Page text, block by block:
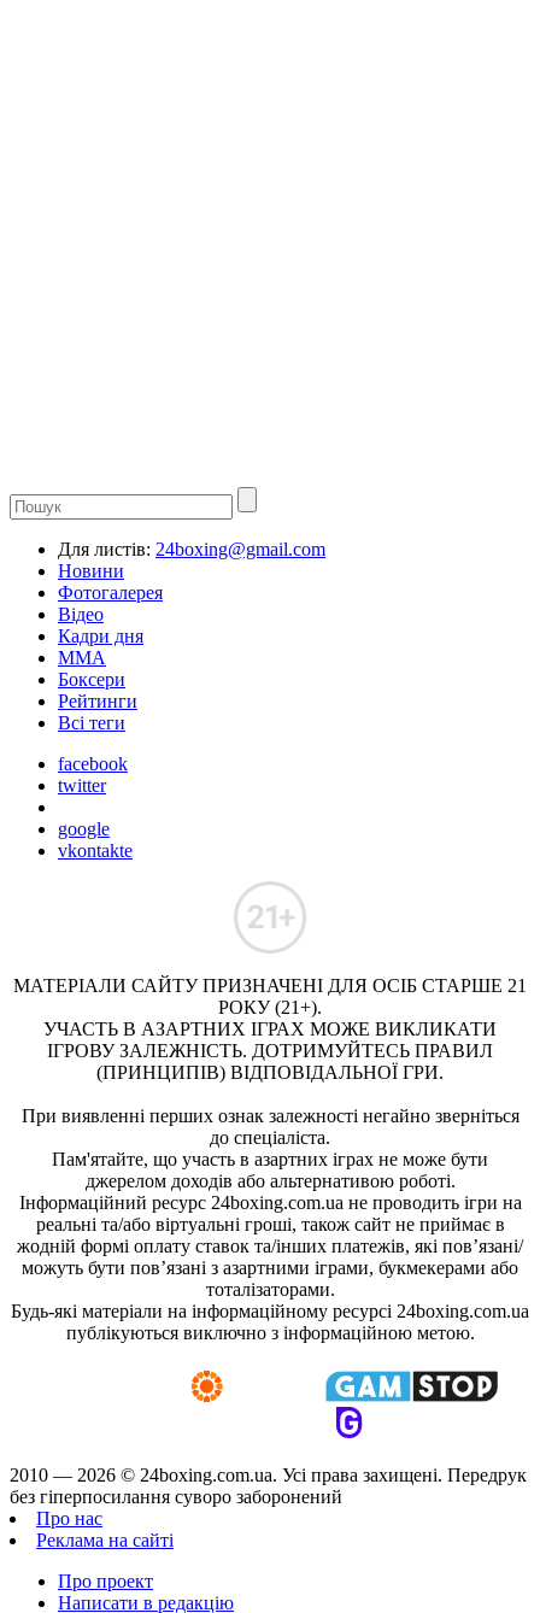
Для листів: 24boxing@gmail.com
Новини
Фотогалерея
Відео
Кадри дня
ММА
Боксери
Рейтинги
Всі теги
facebook
twitter
google
vkontakte
МАТЕРІАЛИ САЙТУ ПРИЗНАЧЕНІ ДЛЯ ОСІБ СТАРШЕ 21
РОКУ (21+).
УЧАСТЬ В АЗАРТНИХ ІГРАХ МОЖЕ ВИКЛИКАТИ
ІГРОВУ ЗАЛЕЖНІСТЬ. ДОТРИМУЙТЕСЬ ПРАВИЛ
(ПРИНЦИПІВ) ВІДПОВІДАЛЬНОЇ ГРИ.
При виявленні перших ознак залежності негайно зверніться
до спеціаліста.
Пам'ятайте, що участь в азартних іграх не може бути
джерелом доходів або альтернативою роботі.
Інформаційний ресурс 24boxing.com.ua не проводить ігри на
реальні та/або віртуальні гроші, також сайт не приймає в
жодній формі оплату ставок та/інших платежів, які пов’язані/
можуть бути пов’язані з азартними іграми, букмекерами або
тоталізаторами.
Будь-які матеріали на інформаційному ресурсі 24boxing.com.ua
публікуються виключно з інформаційною метою.
2010 — 2026 © 24boxing.com.ua. Усi права захищенi. Передрук
без гіперпосилання суворо заборонений
Про нас
Реклама на сайті
Про проект
Написати в редакцію